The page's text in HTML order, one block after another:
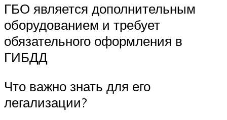
ГБО является дополнительным
оборудованием и требует
обязательного оформления в
ГИБДД
Что важно знать для его
легализации?